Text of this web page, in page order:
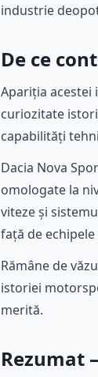
industrie
De ce
Apariția
curiozitate
capabilități
Dacia Nova
omologate la
viteze și
față de
Rămâne de
istoriei
merită.
Rezumat